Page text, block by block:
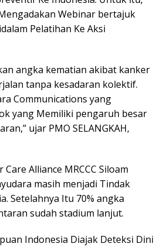
Webinar bertajuk
Pelatihan Ke Aksi
angka kematian akibat kanker
tanpa kesadaran kolektif.
Communications yang
yang Memiliki pengaruh besar
ujar PMO SELANGKAH,
Alliance MRCCC Siloam
masih menjadi Tindak
Setelahnya Itu 70% angka
sudah stadium lanjut.
Indonesia Diajak Deteksi Dini